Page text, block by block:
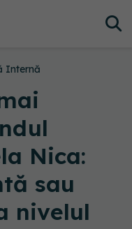
Internă
Nica:
sau
nivelul